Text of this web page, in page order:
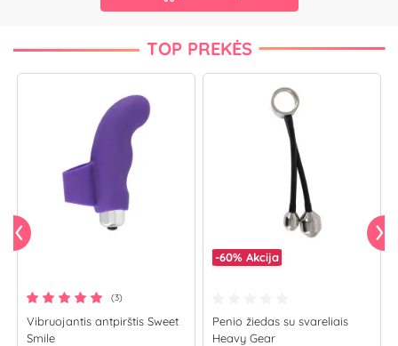
TOP PREKĖS
(3)
Vibruojantis antpirštis Sweet
Smile
-60% Akcija
Penio žiedas su svareliais
Heavy Gear